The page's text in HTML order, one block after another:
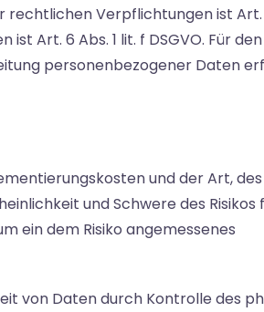
rechtlichen Verpflichtungen ist Art.
Art. 6 Abs. 1 lit. f DSGVO. Für den
personenbezogener Daten
und der Art, des
und Schwere des Risikos
ein dem Risiko angemessenes
von Daten durch Kontrolle des